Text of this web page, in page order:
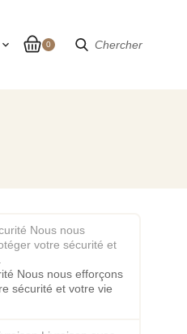
Chercher
0
expand_more
Nous nous efforçons
sécurité et votre vie